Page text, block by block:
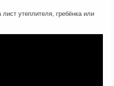
утеплителя, гребёнка или